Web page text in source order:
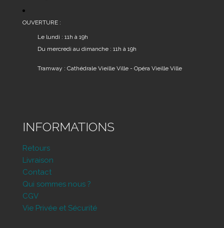
OUVERTURE :
Le lundi : 11h à 19h
Du mercredi au dimanche : 11h à 19h
Tramway : Cathédrale Vieille Ville - Opéra Vieille Ville
INFORMATIONS
Retours
Livraison
Contact
Qui sommes nous ?
CGV
Vie Privée et Sécurité